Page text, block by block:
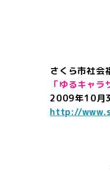
さくら市社会
「ゆるキャラ
2009年10月
http://